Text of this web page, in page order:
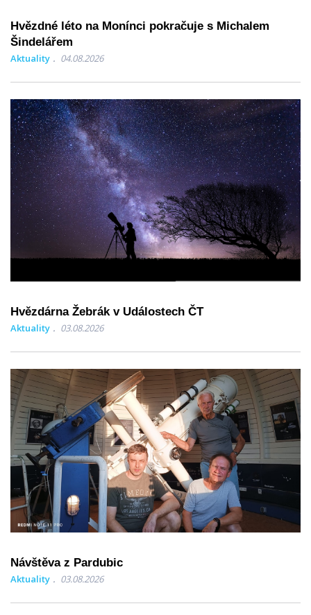
Hvězdné léto na Monínci pokračuje s Michalem
Šindelářem
Aktuality 04.08.2026
Hvězdárna Žebrák v Událostech ČT
Aktuality 03.08.2026
Návštěva z Pardubic
Aktuality 03.08.2026